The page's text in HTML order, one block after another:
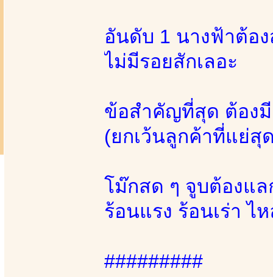
อันดับ 1 นางฟ้าต้อ
ไม่มีรอยสักเลอะ
ข้อสำคัญที่สุด ต้องมี
(ยกเว้นลูกค้าที่แย่สุ
โม๊กสด ๆ จูบต้องแ
ร้อนแรง ร้อนเร่า ไ
#########